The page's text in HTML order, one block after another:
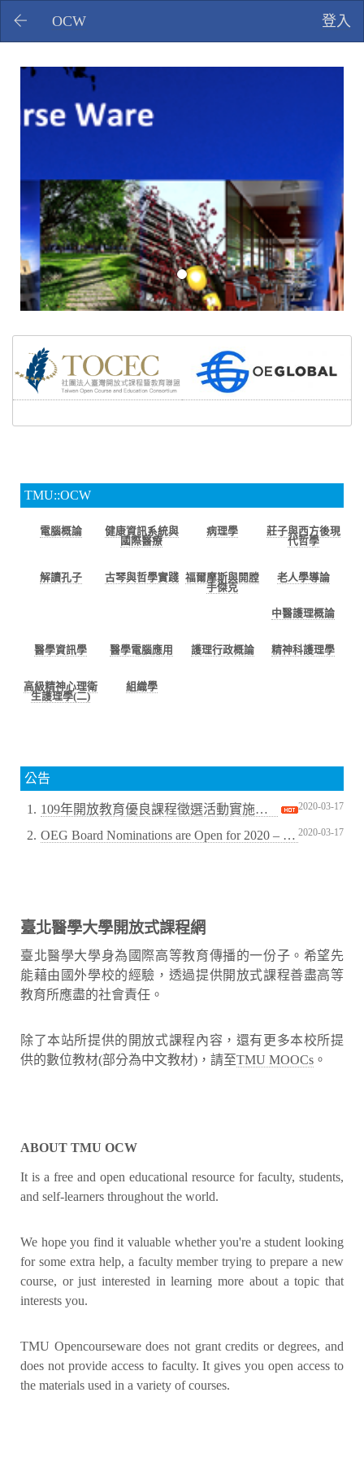
登入
OCW
TMU::OCW
電腦概論
健康資訊系統與
國際醫療
病理學
莊子與西方後現
代哲學
解讀孔子 古琴與哲學實踐
福爾摩斯與開膛
手傑克
老人學導論
中醫護理概論
醫學資訊學 醫學電腦應用 護理行政概論 精神科護理學
高級精神心理衛
生護理學(二)
組織學
公告
1. 2020-03-17
109年開放教育優良課程徵選活動實施計畫，活動開始～
2.
2020-03-17
OEG Board Nominations are Open for 2020 – 2022 Positions
臺北醫學大學開放式課程網
臺北醫學大學身為國際高等教育傳播的一份子。希望先
能藉由國外學校的經驗，透過提供開放式課程善盡高等
教育所應盡的社會責任。
除了本站所提供的開放式課程內容，還有更多本校所提
供的數位教材(部分為中文教材)，請至TMU MOOCs 。
ABOUT TMU OCW
It is a free and open educational resource for faculty, students,
and self-learners throughout the world.
We hope you find it valuable whether you're a student looking
for some extra help, a faculty member trying to prepare a new
course, or just interested in learning more about a topic that
interests you.
TMU Opencourseware does not grant credits or degrees, and
does not provide access to faculty. It gives you open access to
the materials used in a variety of courses.